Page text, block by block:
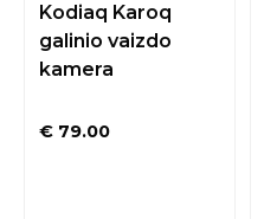
Kodiaq Karoq
galinio vaizdo
kamera
€ 79.00